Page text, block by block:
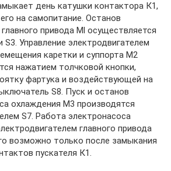
день катушки контактора К1,
на самопитание. Останов
привода Ml осуществляется
Управление электродвигателем
каретки и суппорта М2
нажатием толчковой кнопки,
фартука и воздействующей на
S8. Пуск и останов
охлаждения М3 производятся
S7. Работа электронасоса
главного привода
возможно только после замыкания
пускателя К1.